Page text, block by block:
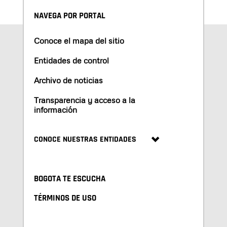
NAVEGA POR PORTAL
Conoce el mapa del sitio
Entidades de control
Archivo de noticias
Transparencia y acceso a la
información
CONOCE NUESTRAS ENTIDADES
BOGOTA TE ESCUCHA
TÉRMINOS DE USO